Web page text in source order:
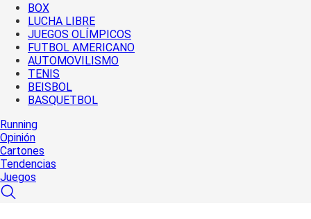
BOX
LUCHA LIBRE
JUEGOS OLÍMPICOS
FUTBOL AMERICANO
AUTOMOVILISMO
TENIS
BEISBOL
BASQUETBOL
Running
Opinión
Cartones
Tendencias
Juegos